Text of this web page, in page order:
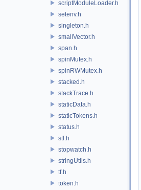
scriptModuleLoader.h
setenv.h
singleton.h
smallVector.h
span.h
spinMutex.h
spinRWMutex.h
stacked.h
stackTrace.h
staticData.h
staticTokens.h
status.h
stl.h
stopwatch.h
stringUtils.h
tf.h
token.h